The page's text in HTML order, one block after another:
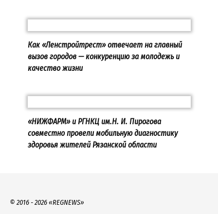
Как «Ленстройтрест» отвечает на главный
вызов городов — конкуренцию за молодежь и
качество жизни
«НИЖФАРМ» и РГНКЦ им.Н. И. Пирогова
совместно провели мобильную диагностику
здоровья жителей Рязанской области
© 2016 - 2026 «REGNEWS»